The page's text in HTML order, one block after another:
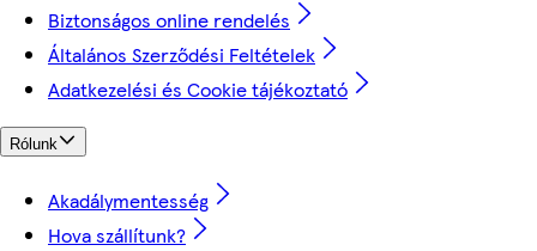
Biztonságos online rendelés
Általános Szerződési Feltételek
Adatkezelési és Cookie tájékoztató
Rólunk
Akadálymentesség
Hova szállítunk?